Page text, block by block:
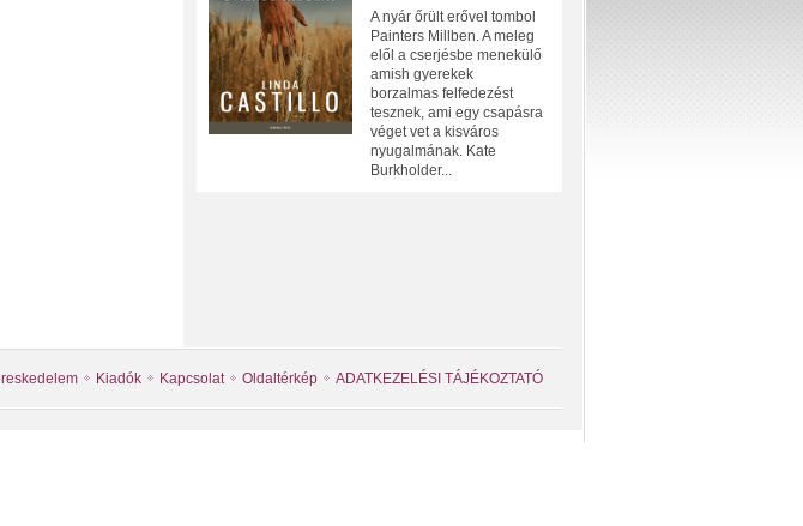
A nyár őrült erővel tombol
Painters Millben. A meleg
elől a cserjésbe menekülő
amish gyerekek
borzalmas felfedezést
tesznek, ami egy csapásra
véget vet a kisváros
nyugalmának. Kate
Burkholder...
Kiadók Kapcsolat Oldaltérkép ADATKEZELÉSI TÁJÉKOZTATÓ